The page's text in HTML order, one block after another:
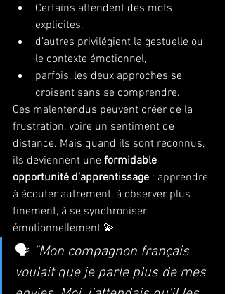
Certains attendent des mots
explicites,
d’autres privilégient la gestuelle ou
le contexte émotionnel,
parfois, les deux approches se
croisent sans se comprendre.
Ces malentendus peuvent créer de la
frustration, voire un sentiment de
distance. Mais quand ils sont reconnus,
ils deviennent une formidable
opportunité d’apprentissage : apprendre
à écouter autrement, à observer plus
finement, à se synchroniser
émotionnellement 💫
🗣️ “Mon compagnon français
voulait que je parle plus de mes